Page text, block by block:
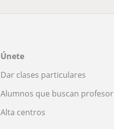
Únete
Dar clases particulares
Alumnos que buscan profesor
Alta centros